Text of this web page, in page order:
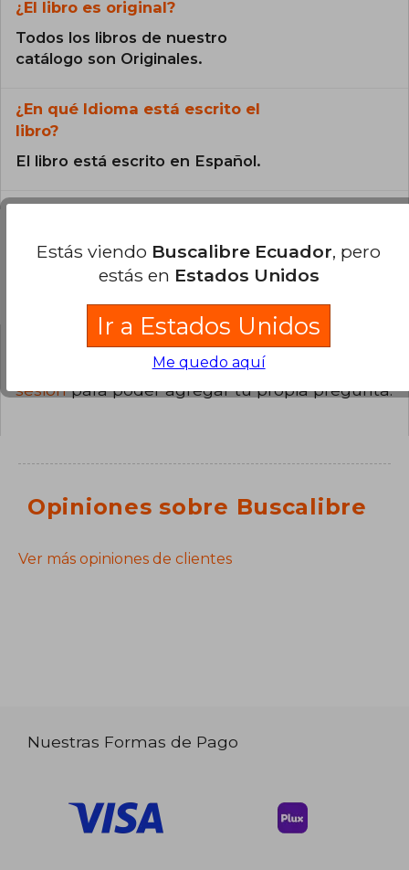
¿El libro es original?
Todos los libros de nuestro
catálogo son Originales.
¿En qué Idioma está escrito el
libro?
El libro está escrito en Español.
Preguntas y respuestas sobre el libro
¿Tienes una pregunta sobre el libro?
sesiónpara poder agregar tu propia pregunta.
Opiniones sobre Buscalibre
Ver más opiniones de clientes
Nuestras Formas de Pago
Estás viendo Buscalibre Ecuador, pero
estás en Estados Unidos
Ir a Estados Unidos
Me quedo aquí